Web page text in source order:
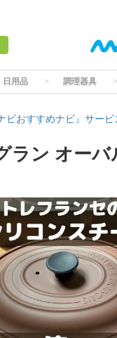
日用品 調理器具
ビおすすめナビ』サー
ラン オー